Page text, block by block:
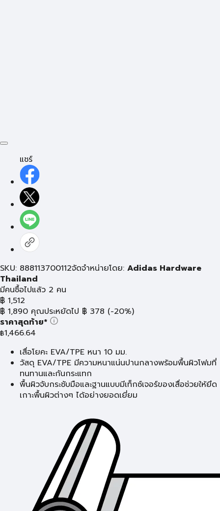
แชร์
SKU: 888113700112จัดจำหน่ายโดย: Adidas Hardware
Thailand
มีคนซื้อไปแล้ว 2 คน
฿ 1,512
฿ 1,890 คุณประหยัดไป ฿ 378 (-20%)
ราคาสุดท้าย*
฿1,466.64
เสื่อโยคะ EVA/TPE หนา 10 มม.
วัสดุ EVA/TPE มีความหนาแน่นปานกลางพร้อมพื้นผิวโฟมที่
ทนทานและกันกระแทก
พื้นผิวจับกระชับมือและฐานแบบมีเท็กซ์เจอร์ของเสื่อช่วยให้ยึด
เกาะพื้นผิวต่างๆ ได้อย่างยอดเยี่ยม